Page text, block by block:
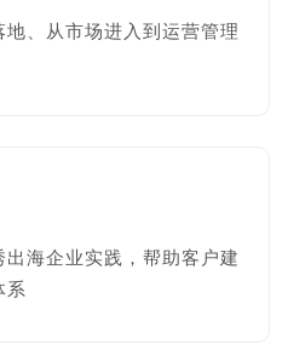
、从市场进入到运营管理
海企业实践，帮助客户建
系